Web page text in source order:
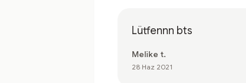
Lütfennn bts
Melike t.
28 Haz 2021